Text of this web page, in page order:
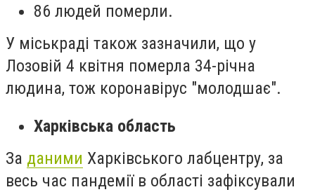
86 людей померли.
У міськраді також зазначили, що у
Лозовій 4 квітня померла 34-річна
людина, тож коронавірус "молодшає".
Харківська область
За даними Харківського лабцентру, за
весь час пандемії в області зафіксували